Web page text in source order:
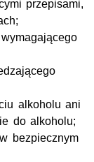
przepisami,
alkoholu ani
do alkoholu;
bezpiecznym